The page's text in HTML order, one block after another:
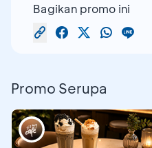
Bagikan promo ini
Promo Serupa